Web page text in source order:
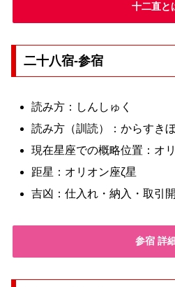
十二直と
二十八宿-参宿
読み方：しんしゅく
読み方（訓読）：からすき
現在星座での概略位置：オ
距星：オリオン座ζ星
吉凶：仕入れ・納入・取引
参宿 詳